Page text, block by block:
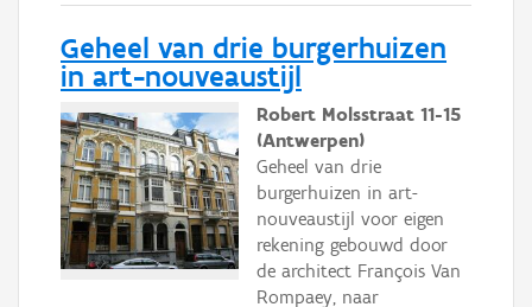
Geheel van drie burgerhuizen
in art-nouveaustijl
Robert Molsstraat 11-15
(Antwerpen)
Geheel van drie
burgerhuizen in art-
nouveaustijl voor eigen
rekening gebouwd door
de architect François Van
Rompaey, naar